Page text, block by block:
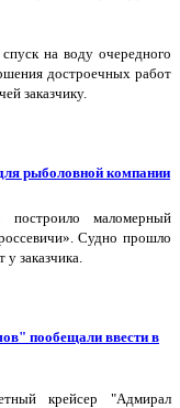
на воду очередного
достроечных работ
заказчику.
рыболовной компании
построило маломерный
Судно прошло
заказчика.
пообещали ввести в
крейсер "Адмирал